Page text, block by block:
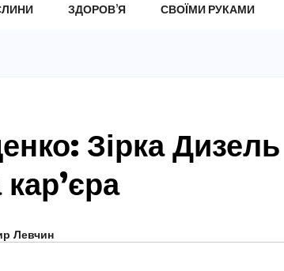
ЗДОРОВ’Я СВОЇМИ РУКАМИ
Зірка Дизель
Левчин